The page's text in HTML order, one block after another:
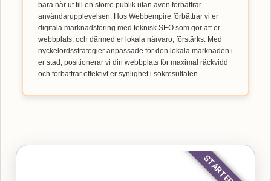
bara når ut till en större publik utan även förbättrar
användarupplevelsen. Hos Webbempire förbättrar vi er
digitala marknadsföring med teknisk SEO som gör att er
webbplats, och därmed er lokala närvaro, förstärks. Med
nyckelordsstrategier anpassade för den lokala marknaden i
er stad, positionerar vi din webbplats för maximal räckvidd
och förbättrar effektivt er synlighet i sökresultaten.